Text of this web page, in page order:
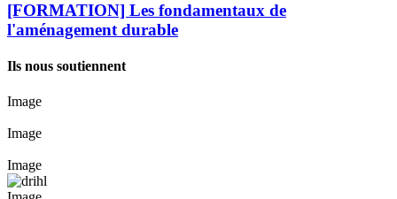
[FORMATION] Les fondamentaux de
l'aménagement durable
Ils nous soutiennent
Image
Image
Image